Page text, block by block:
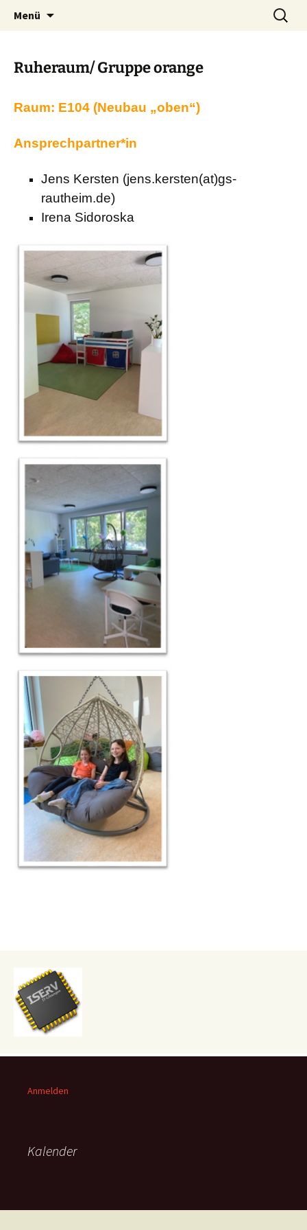
Menü
Suchen
nach:
Ruheraum/ Gruppe orange
Raum: E104 (Neubau „oben“)
Ansprechpartner*in
Jens Kersten (jens.kersten(at)gs-
rautheim.de)
Irena Sidoroska
Anmelden
Kalender